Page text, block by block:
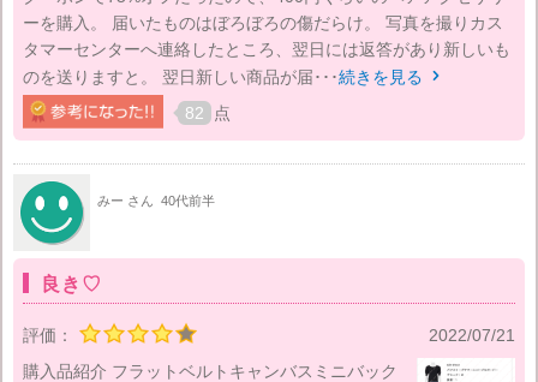
ーを購入。 届いたものはぼろぼろの傷だらけ。 写真を撮りカス
タマーセンターへ連絡したところ、翌日には返答があり新しいも
のを送りますと。 翌日新しい商品が届･･･続きを見る 
82 点
みー さん 40代前半
良き♡
評価：
2022/07/21
購入品紹介 フラットベルトキャンバスミニバック